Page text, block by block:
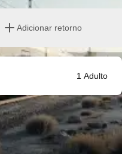
Adicionar retorno
1 Adulto